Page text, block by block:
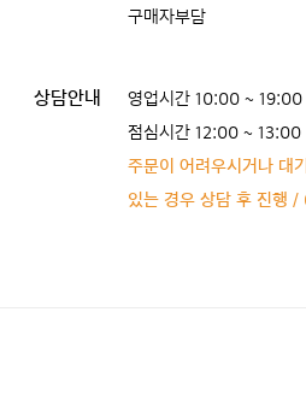
구매자부담
상담안내
영업시간 10:00 ~ 19:00
점심시간 12:00 ~ 13:00
주문이 어려우시거나 대
있는 경우 상담 후 진행 /